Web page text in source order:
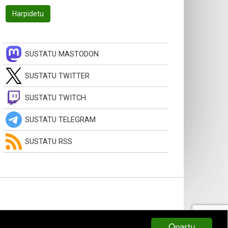
SUSTATU MASTODON
SUSTATU TWITTER
SUSTATU TWITCH
SUSTATU TELEGRAM
SUSTATU RSS